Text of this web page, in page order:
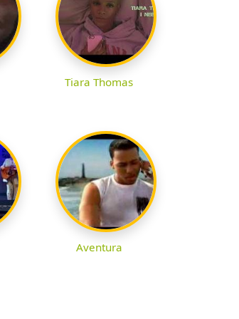
Tiara Thomas
Aventura